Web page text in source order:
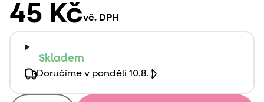
dodáním. Jinak volíme dle skladových zásob.
45 Kčvč. DPH
Skladem
Doručíme v pondělí 10.8.